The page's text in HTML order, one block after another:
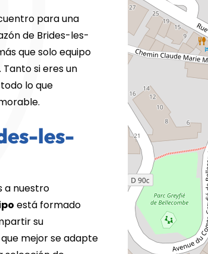
para una
de Brides-les-
que solo equipo
si eres un
lo que
les-
a nuestro
está formado
su
mejor se adapte